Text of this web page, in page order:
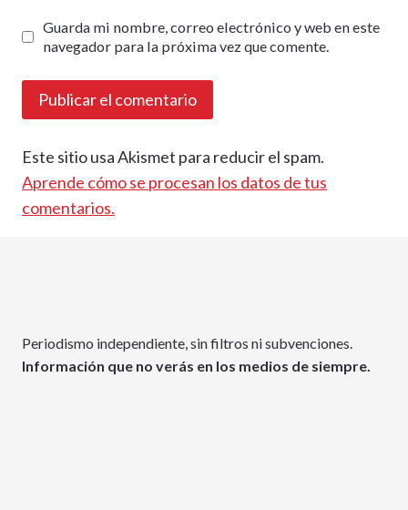
Guarda mi nombre, correo electrónico y web en este
navegador para la próxima vez que comente.
Este sitio usa Akismet para reducir el spam.
Aprende cómo se procesan los datos de tus
comentarios.
Periodismo independiente, sin filtros ni subvenciones.
Información que no verás en los medios de siempre.